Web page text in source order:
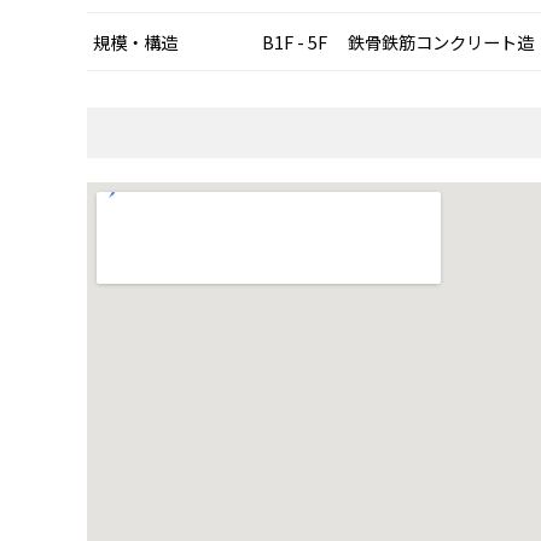
規模・構造 B1F - 5F 鉄骨鉄筋コンクリート造